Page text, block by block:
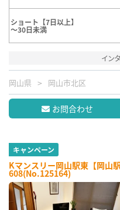
ショート【7日以上】
～30日未満
イン
岡山県 岡山市北区
お問合わせ
キャンペーン
Kマンスリー岡山駅東【岡山
608(No.125164)